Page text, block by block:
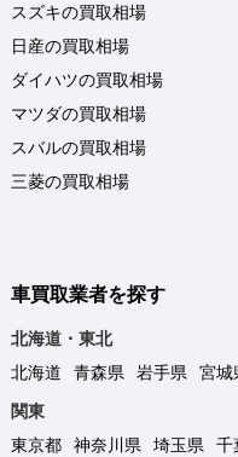
スズキの買取相場
日産の買取相場
ダイハツの買取相場
マツダの買取相場
スバルの買取相場
三菱の買取相場
車買取業者を探す
北海道・東北
北海道
青森県 岩手県 宮城
関東
東京都
神奈川県 埼玉県 千